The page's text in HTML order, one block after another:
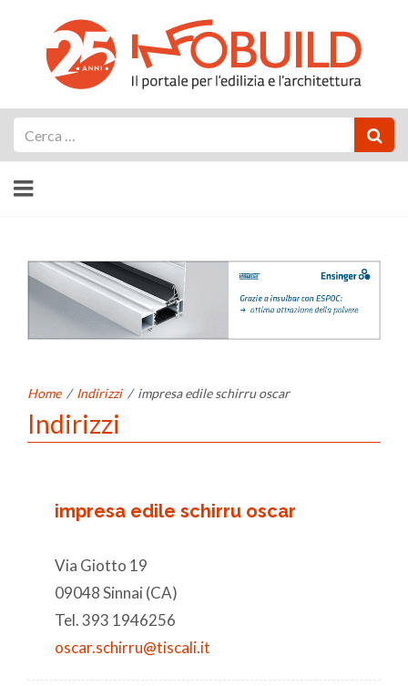
Home / Indirizzi / impresa edile schirru oscar
Indirizzi
impresa edile schirru oscar
Via Giotto 19
09048 Sinnai (CA)
Tel. 393 1946256
oscar.schirru@tiscali.it